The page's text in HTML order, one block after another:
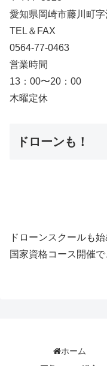
愛知県岡崎市藤川町
TEL＆FAX
0564-77-0463
営業時間
13：00〜20：00
木曜定休
ドローンも！
ドローンスクールも始
国家資格コース開催
ホーム